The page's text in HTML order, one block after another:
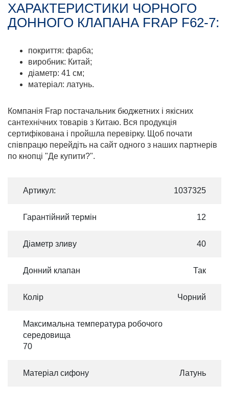
ХАРАКТЕРИСТИКИ ЧОРНОГО
ДОННОГО КЛАПАНА FRAP F62-7:
покриття: фарба;
виробник: Китай;
діаметр: 41 см;
матеріал: латунь.
Компанія Frap постачальник бюджетних і якісних
сантехнічних товарів з Китаю. Вся продукція
сертифікована і пройшла перевірку. Щоб почати
співпрацю перейдіть на сайт одного з наших партнерів
по кнопці "Де купити?".
Артикул: 1037325
Гарантійний термін 12
Діаметр зливу 40
Донний клапан Так
Колір Чорний
Максимальна температура робочого
середовища
70
Матеріал сифону Латунь